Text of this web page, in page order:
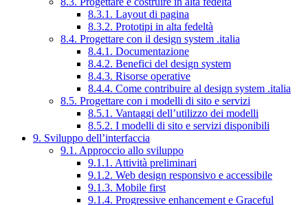
8.3.1. Layout di pagina
8.3.2. Prototipi in alta fedeltà
8.4. Progettare con il design system .italia
8.4.1. Documentazione
8.4.2. Benefici del design system
8.4.3. Risorse operative
8.4.4. Come contribuire al design system .italia
8.5. Progettare con i modelli di sito e servizi
8.5.1. Vantaggi dell’utilizzo dei modelli
8.5.2. I modelli di sito e servizi disponibili
9. Sviluppo dell’interfaccia
9.1. Approccio allo sviluppo
9.1.1. Attività preliminari
9.1.2. Web design responsivo e accessibile
9.1.3. Mobile first
9.1.4. Progressive enhancement e Graceful